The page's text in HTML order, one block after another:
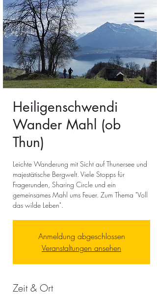
Heiligenschwendi
Wander Mahl (ob
Thun)
Leichte Wanderung mit Sicht auf Thunersee und
majestätische Bergwelt. Viele Stopps für
Fragerunden, Sharing Circle und ein
gemeinsames Mahl ums Feuer. Zum Thema "Voll
das wilde Leben".
Anmeldung abgeschlossen
Veranstaltungen ansehen
Zeit & Ort